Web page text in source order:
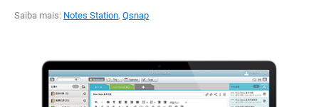
Saiba mais: Notes Station, Qsnap